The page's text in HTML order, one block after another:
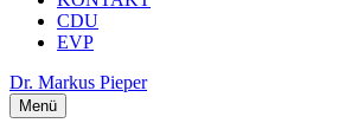
CDU
EVP
Dr. Markus Pieper
Menü